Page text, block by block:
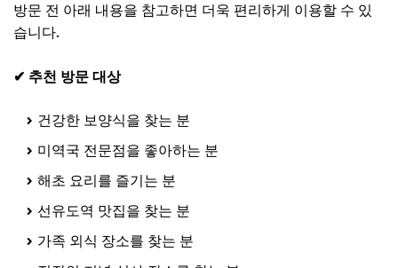
방문 전 아래 내용을 참고하면 더욱 편리하게 이용할 수 있
습니다.
✔ 추천 방문 대상
건강한 보양식을 찾는 분
미역국 전문점을 좋아하는 분
해초 요리를 즐기는 분
선유도역 맛집을 찾는 분
가족 외식 장소를 찾는 분